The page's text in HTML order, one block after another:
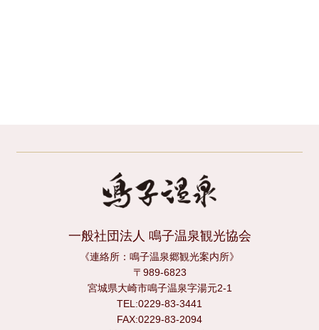
一般社団法人 鳴子温泉観光協会
《連絡所：鳴子温泉郷観光案内所》
〒989-6823
宮城県大崎市鳴子温泉字湯元2-1
TEL:0229-83-3441
FAX:0229-83-2094